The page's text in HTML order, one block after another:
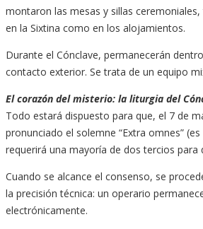
montaron las mesas y sillas
en la Sixtina como en los alojamientos.
Durante el Cónclave, permanecerán
contacto exterior. Se trata de un equipo
El corazón del misterio: la liturgia del
Todo estará dispuesto para que, el 7 de
pronunciado el solemne “Extra omnes”
requerirá una mayoría de dos tercios para
Cuando se alcance el consenso, se
la precisión técnica: un operario
electrónicamente.